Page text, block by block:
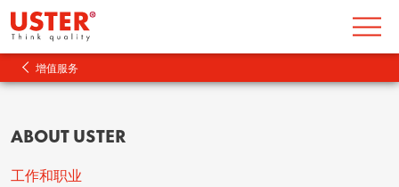
增值服务
ABOUT USTER
工作和职业